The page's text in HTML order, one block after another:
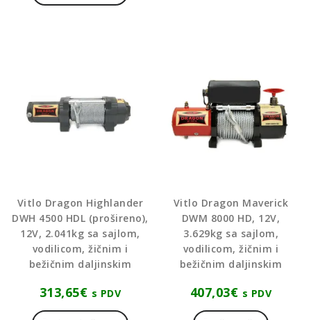
Vitlo Dragon Highlander
DWH 4500 HDL (prošireno),
12V, 2.041kg sa sajlom,
vodilicom, žičnim i
bežičnim daljinskim
313,65€ s PDV
Vitlo Dragon Maverick
DWM 8000 HD, 12V,
3.629kg sa sajlom,
vodilicom, žičnim i
bežičnim daljinskim
407,03€ s PDV